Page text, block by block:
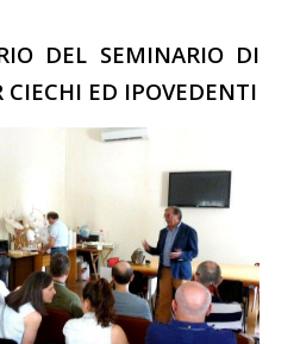
DEL SEMINARIO DI
ED IPOVEDENTI